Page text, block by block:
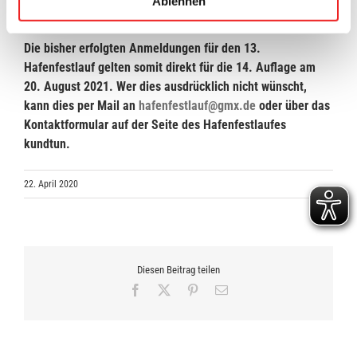
Die bisher erfolgten Anmeldungen für den 13.
Hafenfestlauf gelten somit direkt für die 14. Auflage am
20. August 2021. Wer dies ausdrücklich nicht wünscht,
kann dies per Mail an hafenfestlauf@gmx.de oder über das
Kontaktformular auf der Seite des Hafenfestlaufes
kundtun.
22. April 2020
Diesen Beitrag teilen
Facebook Pinterest
E-